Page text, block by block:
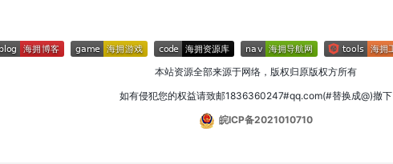
本站资源全部来源于网络，版权归原版权方所有
如有侵犯您的权益请致邮1836360247#qq.com(#替换成@)撤下
皖ICP备2021010710